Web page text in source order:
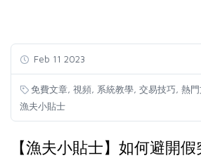
Feb 11 2023
免費文章 視頻 系統教學 交易技巧 熱
漁夫小貼士
【漁夫小貼士】如何避開假